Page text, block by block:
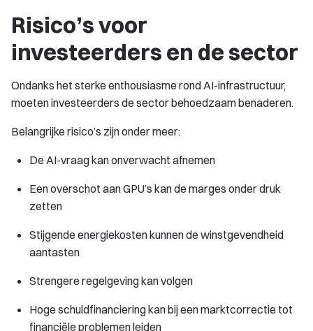
Risico’s voor
investeerders en de sector
Ondanks het sterke enthousiasme rond AI-infrastructuur,
moeten investeerders de sector behoedzaam benaderen.
Belangrijke risico’s zijn onder meer:
De AI-vraag kan onverwacht afnemen
Een overschot aan GPU’s kan de marges onder druk
zetten
Stijgende energiekosten kunnen de winstgevendheid
aantasten
Strengere regelgeving kan volgen
Hoge schuldfinanciering kan bij een marktcorrectie tot
financiële problemen leiden